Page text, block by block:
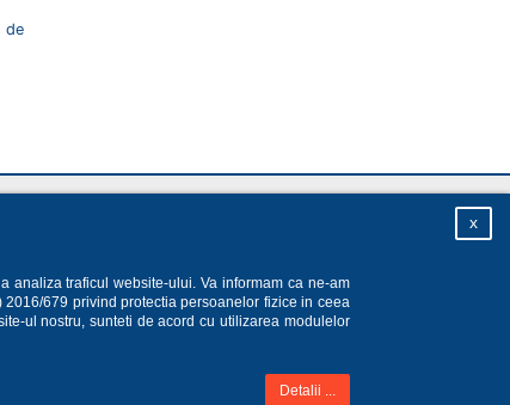
de
x
analiza traficul website-ului. Va informam ca ne-am
679 privind protectia persoanelor fizice in ceea
ul nostru, sunteti de acord cu utilizarea modulelor
Detalii ...